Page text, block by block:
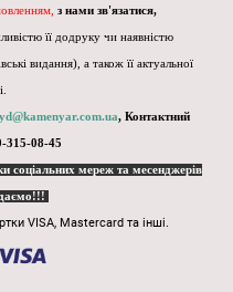
з нами зв'язатися,
її додруку чи наявністю
видання), а також її актуальної
, Контактний
315-08-45
соціальних мереж та месенджерів
VISA, Mastercard та інші.